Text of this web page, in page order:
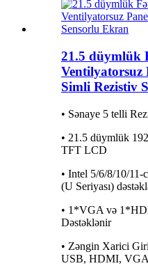
21.5 düymlük
Ventilyatorsuz
Simli Rezistiv
• Sənaye 5 telli
• 21.5 düymlük
TFT LCD
• Intel 5/6/8/10/11-
(U Seriyası)
• 1*VGA və
Dəstəklənir
• Zəngin Xarici
USB, HDMI,